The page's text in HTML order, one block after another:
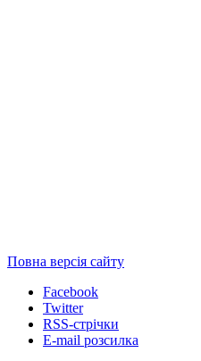
Повна версія сайту
Facebook
Twitter
RSS-стрічки
E-mail розсилка